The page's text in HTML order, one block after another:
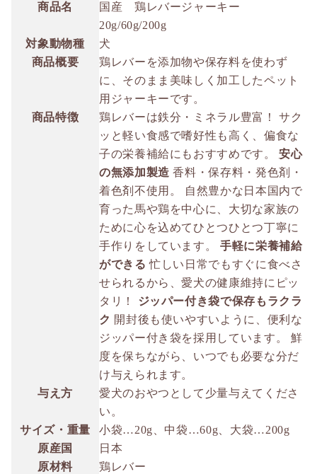
商品名
国産 鶏レバージャーキー
20g/60g/200g
対象動物種
犬
商品概要
鶏レバーを添加物や保存料を使わず
に、そのまま美味しく加工したペット
用ジャーキーです。
商品特徴
鶏レバーは鉄分・ミネラル豊富！ サク
ッと軽い食感で嗜好性も高く、偏食な
子の栄養補給にもおすすめです。安心
の無添加製造 香料・保存料・発色剤・
着色剤不使用。 自然豊かな日本国内で
育った馬や鶏を中心に、大切な家族の
ために心を込めてひとつひとつ丁寧に
手作りをしています。手軽に栄養補給
ができる 忙しい日常でもすぐに食べさ
せられるから、愛犬の健康維持にピッ
タリ！ ジッパー付き袋で保存もラクラ
ク 開封後も使いやすいように、便利な
ジッパー付き袋を採用しています。 鮮
度を保ちながら、いつでも必要な分だ
け与えられます。
与え方
愛犬のおやつとして少量与えてくださ
い。
サイズ・重量
小袋…20g、中袋…60g、大袋…200g
原産国
日本
原材料
鶏レバー